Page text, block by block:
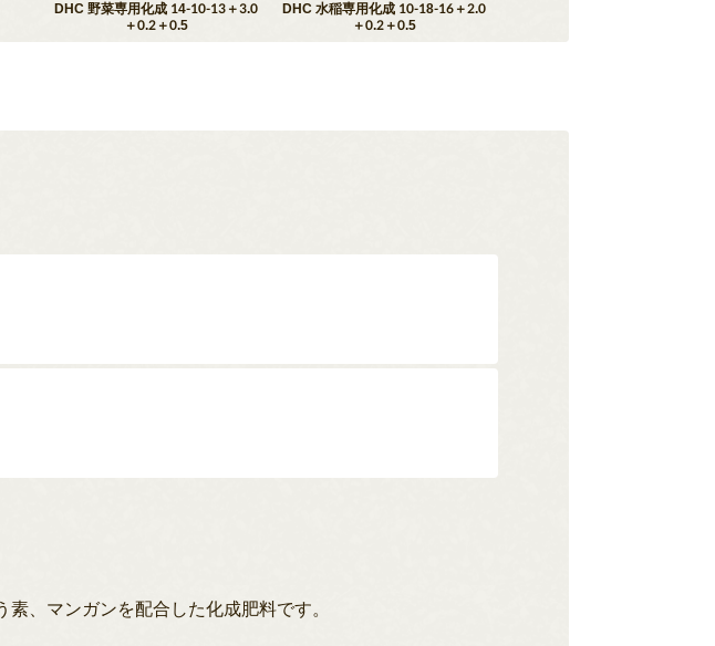
DHC 野菜専用化成 14-10-13＋3.0
＋0.2＋0.5
DHC 水稲専用化成 10-18-16＋2.0
＋0.2＋0.5
、マンガンを配合した化成肥料です。